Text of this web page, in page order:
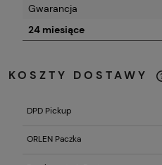
Gwarancja
24 miesiące
KOSZTY DOSTAWY
DPD Pickup
ORLEN Paczka